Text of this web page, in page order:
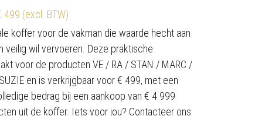
499 (excl. BTW)
koffer voor de vakman die waarde hecht aan
veilig wil vervoeren. Deze praktische
voor de producten VE / RA / STAN / MARC /
en is verkrijgbaar voor € 499, met een
bedrag bij een aankoop van € 4.999
uit de koffer. Iets voor jou? Contacteer ons